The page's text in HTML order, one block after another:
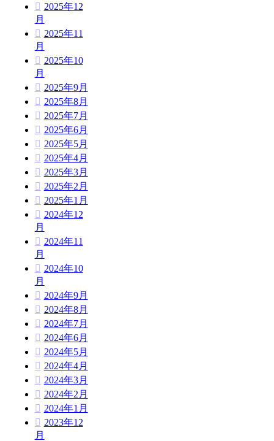
2025年12
月
2025年11
月
2025年10
月
2025年9月
2025年8月
2025年7月
2025年6月
2025年5月
2025年4月
2025年3月
2025年2月
2025年1月
2024年12
月
2024年11
月
2024年10
月
2024年9月
2024年8月
2024年7月
2024年6月
2024年5月
2024年4月
2024年3月
2024年2月
2024年1月
2023年12
月